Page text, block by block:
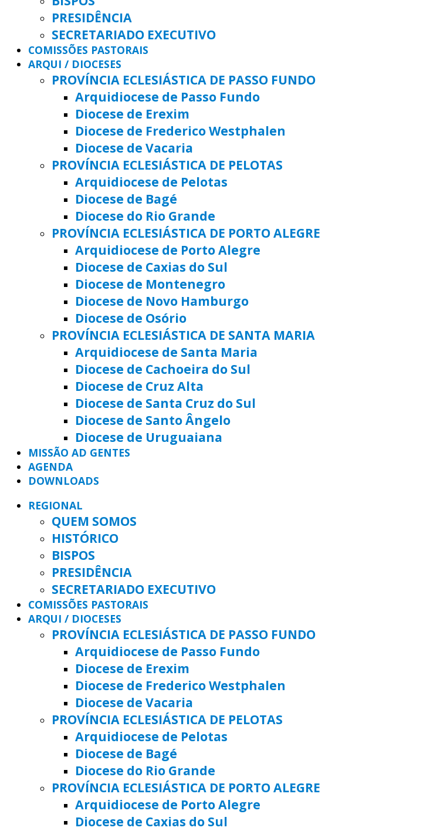
PRESIDÊNCIA
SECRETARIADO EXECUTIVO
COMISSÕES PASTORAIS
ARQUI / DIOCESES
PROVÍNCIA ECLESIÁSTICA DE PASSO FUNDO
Arquidiocese de Passo Fundo
Diocese de Erexim
Diocese de Frederico Westphalen
Diocese de Vacaria
PROVÍNCIA ECLESIÁSTICA DE PELOTAS
Arquidiocese de Pelotas
Diocese de Bagé
Diocese do Rio Grande
PROVÍNCIA ECLESIÁSTICA DE PORTO ALEGRE
Arquidiocese de Porto Alegre
Diocese de Caxias do Sul
Diocese de Montenegro
Diocese de Novo Hamburgo
Diocese de Osório
PROVÍNCIA ECLESIÁSTICA DE SANTA MARIA
Arquidiocese de Santa Maria
Diocese de Cachoeira do Sul
Diocese de Cruz Alta
Diocese de Santa Cruz do Sul
Diocese de Santo Ângelo
Diocese de Uruguaiana
MISSÃO AD GENTES
AGENDA
DOWNLOADS
REGIONAL
QUEM SOMOS
HISTÓRICO
BISPOS
PRESIDÊNCIA
SECRETARIADO EXECUTIVO
COMISSÕES PASTORAIS
ARQUI / DIOCESES
PROVÍNCIA ECLESIÁSTICA DE PASSO FUNDO
Arquidiocese de Passo Fundo
Diocese de Erexim
Diocese de Frederico Westphalen
Diocese de Vacaria
PROVÍNCIA ECLESIÁSTICA DE PELOTAS
Arquidiocese de Pelotas
Diocese de Bagé
Diocese do Rio Grande
PROVÍNCIA ECLESIÁSTICA DE PORTO ALEGRE
Arquidiocese de Porto Alegre
Diocese de Caxias do Sul